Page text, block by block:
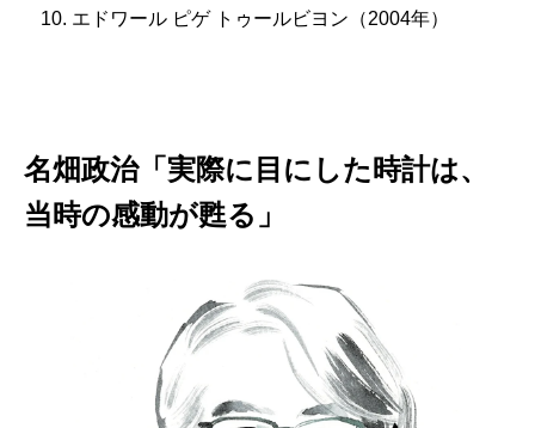
エドワール ピゲ トゥールビヨン（2004年）
名畑政治「実際に目にした時計は、
当時の感動が甦る」